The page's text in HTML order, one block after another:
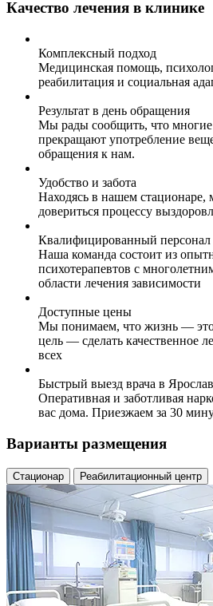
Качество лечения в клинике
Комплексный подход
Медицинская помощь,
реабилитация и социальная
Результат в день обращения
Мы рады сообщить, что
прекращают употребление
обращения к нам.
Удобство и забота
Находясь в нашем
довериться процессу
Квалифицированный персонал
Наша команда состоит из
психотерапевтов с
области лечения зависимости
Доступные цены
Мы понимаем, что жизнь — это
цель — сделать качественное
всех
Быстрый выезд врача в
Оперативная и заботливая
вас дома. Приезжаем за 30
Варианты размещения
Стационар Реабилитационный центр